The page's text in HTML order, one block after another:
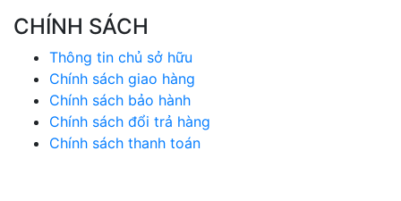
CHÍNH SÁCH
Thông tin chủ sở hữu
Chính sách giao hàng
Chính sách bảo hành
Chính sách đổi trả hàng
Chính sách thanh toán